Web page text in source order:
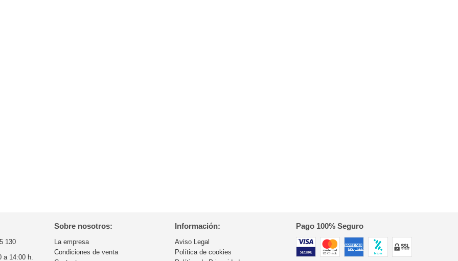
130
a 14:00 h.
Sobre nosotros:
La empresa
Condiciones de venta
Información:
Aviso Legal
Política de cookies
Pago 100% Seguro